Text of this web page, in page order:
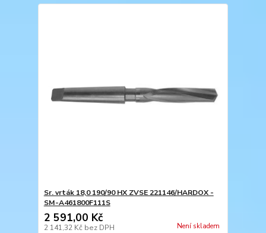
Sr. vrták 18,0 190/90 HX ZVSE 221146/HARDOX -
SM-A461800F111S
2 591,00 Kč
2 141,32 Kč bez DPH Není skladem